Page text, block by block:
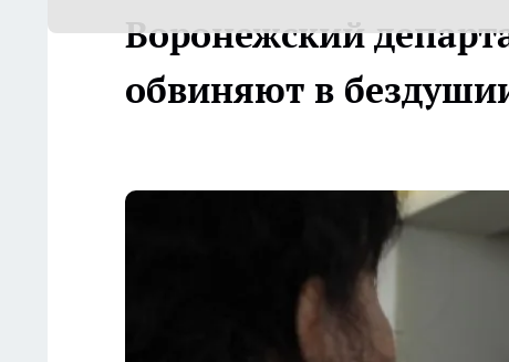
Воронежский
обвиняют в